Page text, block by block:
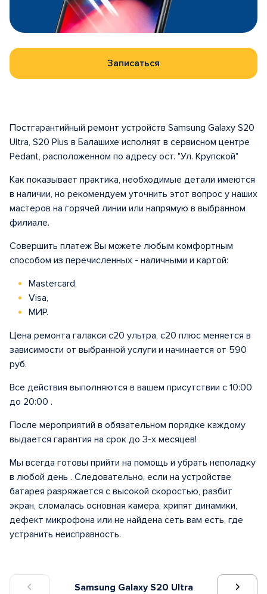
Записаться
Samsung Galaxy S20 Ultra
Постгарантийный ремонт устройств Samsung Galaxy S20
Ultra, S20 Plus в Балашихе исполнят в сервисном центре
Pedant, расположенном по адресу ост. "Ул. Крупской"
Как показывает практика, необходимые детали имеются
в наличии, но рекомендуем уточнить этот вопрос у наших
мастеров на горячей линии или напрямую в выбранном
филиале.
Совершить платеж Вы можете любым комфортным
способом из перечисленных - наличными и картой:
Mastercard,
Visa,
МИР.
Цена ремонта галакси с20 ультра, с20 плюс меняется в
зависимости от выбранной услуги и начинается от 590
руб.
Все действия выполняются в вашем присутствии с 10:00
до 20:00 .
После мероприятий в обязательном порядке каждому
выдается гарантия на срок до 3-х месяцев!
Мы всегда готовы прийти на помощь и убрать неполадку
в любой день . Следовательно, если на устройстве
батарея разряжается с высокой скоростью, разбит
экран, сломалась основная камера, хрипят динамики,
дефект микрофона или не найдена сеть вам есть, где
устранить неисправность.